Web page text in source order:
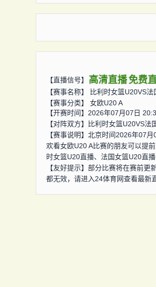
【直播信号】 高清直播 免费
【赛事名称】
比利时女篮U20VS
【赛事分类】 女欧U20 A
【开赛时间】2026年07月07日
【对阵双方】
比利时女篮U20VS法
【赛事说明】北京时间2026年07
欢看女欧U20 A比赛的朋友可以提
时女篮U20直播、法国女篮U20直
【友好提示】部分比赛将在赛前
都无效，请进入24体育网查看最新